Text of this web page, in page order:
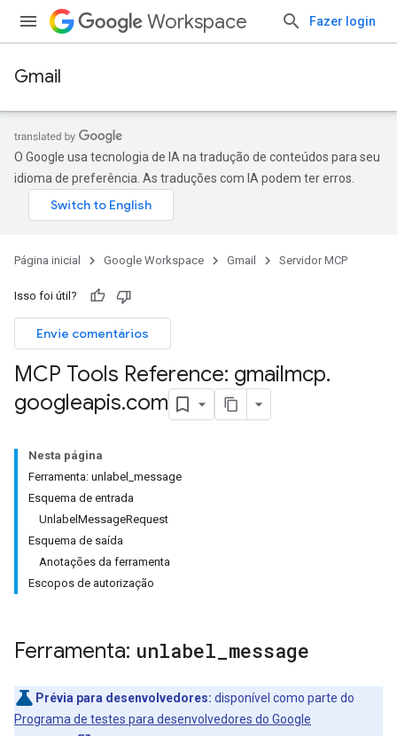
Workspace Fazer login
Gmail
O Google usa tecnologia de IA na tradução de conteúdos para seu
idioma de preferência. As traduções com IA podem ter erros.
Página inicial Google Workspace Gmail Servidor MCP
Isso foi útil?
Envie comentários
MCP Tools Reference: gmailmcp.
googleapis.com
Nesta página
Ferramenta: unlabel_message
Esquema de entrada
UnlabelMessageRequest
Esquema de saída
Anotações da ferramenta
Escopos de autorização
Ferramenta: unlabel message
Prévia para desenvolvedores: disponível como parte do
Programa de testes para desenvolvedores do Google